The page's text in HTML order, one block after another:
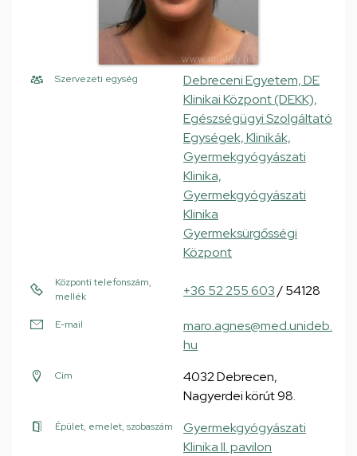
Szervezeti egység
Debreceni Egyetem, DE
Klinikai Központ (DEKK),
Egészségügyi Szolgáltató
Egységek, Klinikák,
Gyermekgyógyászati
Klinika,
Gyermekgyógyászati
Klinika
Gyermeksürgősségi
Központ
Központi telefonszám,
mellék
+36 52 255 603/ 54128
E-mail
maro.agnes@med.unideb.
hu
Cím
4032 Debrecen,
Nagyerdei körút 98.
Épület, emelet, szobaszám
Gyermekgyógyászati
Klinika II. pavilon